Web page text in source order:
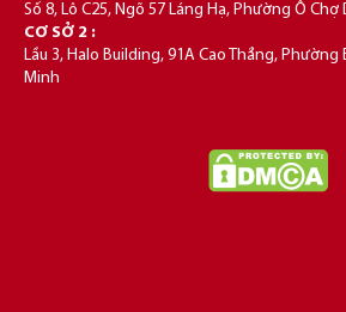
Số 8, Lô C25, Ngõ 57 Láng Hạ, Phường Ô Chợ
CƠ SỞ 2 :
Lầu 3, Halo Building, 91A Cao Thắng, Phường
Minh